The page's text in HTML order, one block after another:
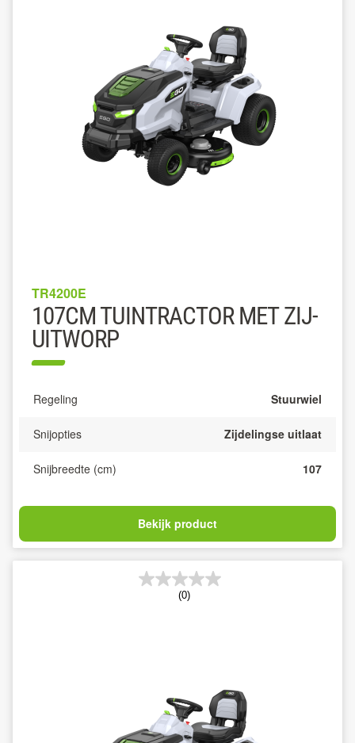
TR4200E
107CM TUINTRACTOR MET ZIJ-
UITWORP
Regeling Stuurwiel
Snijopties Zijdelingse uitlaat
Snijbreedte (cm) 107
Bekijk product
(0)